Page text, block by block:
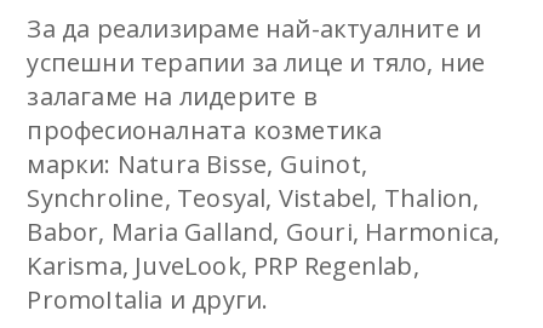
За да реализираме най-актуалните и
успешни терапии за лице и тяло, ние
залагаме на лидерите в
професионалната козметика
марки: Natura Bisse, Guinot,
Synchroline, Teosyal, Vistabel, Thalion,
Babor, Maria Galland, Gouri, Harmonica,
Karisma, JuveLook, PRP Regenlab,
PromoItalia и други.